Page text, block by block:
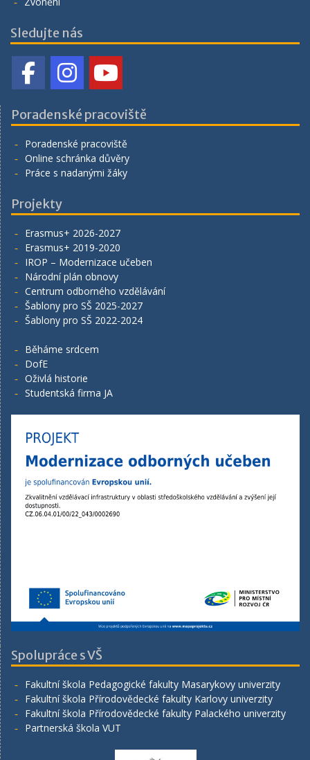
Sledujte nás
Poradenské pracoviště
Poradenské pracoviště
Online schránka důvěry
Práce s nadanými žáky
Projekty
Erasmus+ 2026-2027
Erasmus+ 2019-2020
IROP – Modernizace učeben
Národní plán obnovy
Centrum odborného vzdělávání
Šablony pro SŠ 2025-2027
Šablony pro SŠ 2022-2024
Běháme srdcem
DofE
Oživlá historie
Studentská firma JA
Spolupráce s VŠ
Fakultní škola Pedagogické fakulty Masarykovy univerzity
Fakultní škola Přírodovědecké fakulty Karlovy univerzity
Fakultní škola Přírodovědecké fakulty Palackého univerzity
Partnerská škola VUT